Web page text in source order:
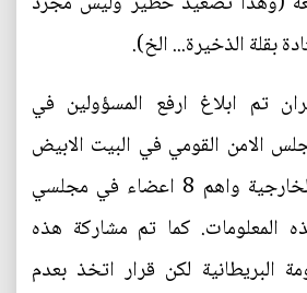
بقلة الذخيرة... الخ).
23 حزيران تم ابلاغ ارفع المسؤولين في
الامن القومي في البيت الابيض
والبنتاغون ووزارة الخارجية واهم 8 اعضاء في مجلسي
المعلومات. كما تم مشاركة هذه
البريطانية لكن قرار اتخذ بعدم